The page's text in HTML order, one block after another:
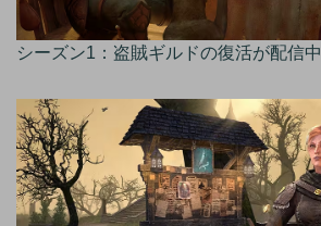
シーズン1：盗賊ギルドの復活が配信中